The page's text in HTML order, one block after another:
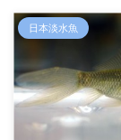
日本淡水魚